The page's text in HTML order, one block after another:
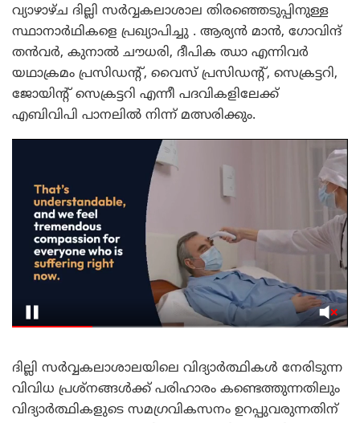
വ്യാഴാഴ്ച ദില്ലി സർവ്വകലാശാല തിരഞ്ഞെടുപ്പിനുള്ള
സ്ഥാനാർഥികളെ പ്രഖ്യാപിച്ചു . ആര്യൻ മാൻ, ഗോവിന്ദ്
തൻവർ, കുനാൽ ചൗധരി, ദീപിക ഝാ എന്നിവർ
യഥാക്രമം പ്രസിഡന്റ്, വൈസ് പ്രസിഡന്റ്, സെക്രട്ടറി,
ജോയിന്റ് സെക്രട്ടറി എന്നീ പദവികളിലേക്ക്
എബിവിപി പാനലിൽ നിന്ന് മത്സരിക്കും.
ദില്ലി സർവ്വകലാശാലയിലെ വിദ്യാർത്ഥികൾ നേരിടുന്ന
വിവിധ പ്രശ്നങ്ങൾക്ക് പരിഹാരം കണ്ടെത്തുന്നതിലും
വിദ്യാർത്ഥികളുടെ സമഗ്രവികസനം ഉറപ്പുവരുന്നതിന്